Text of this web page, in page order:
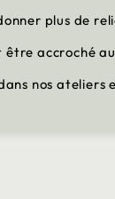
plus de
accroché
nos